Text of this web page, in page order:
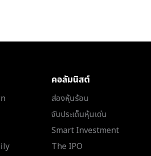
คอลัมนิสต์
ส่องหุ้นร้อน
จับประเด็นหุ้นเด่น
Smart Investment
The IPO